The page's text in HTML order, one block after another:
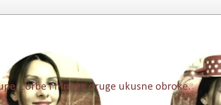
čorbe i mnoge druge ukusne obroke.